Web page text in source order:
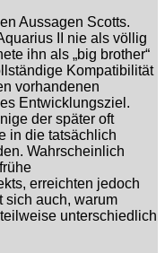
Aussagen Scotts.
II nie als völlig
ihn als „big brother“
Kompatibilität
vorhandenen
Entwicklungsziel.
der später oft
in die tatsächlich
Wahrscheinlich
erreichten jedoch
sich auch, warum
unterschiedlich